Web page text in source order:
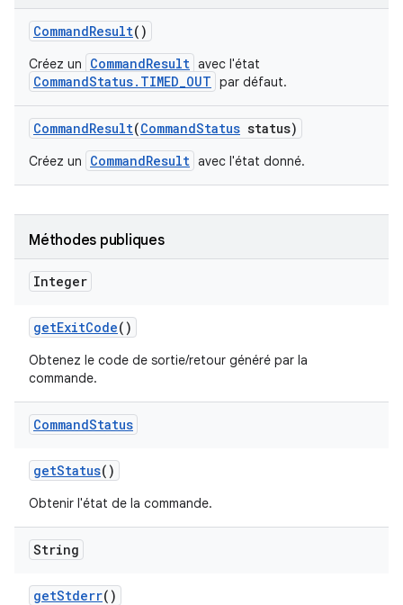
CommandResult()
Créez un CommandResult avec l'état
CommandStatus.TIMED_OUT par défaut.
CommandResult(CommandStatus status)
Créez un CommandResult avec l'état donné.
Méthodes publiques
Integer
getExitCode()
Obtenez le code de sortie/retour généré par la
commande.
CommandStatus
getStatus()
Obtenir l'état de la commande.
String
getStderr()